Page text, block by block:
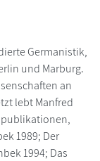
Germanistik,
und Marburg.
an
lebt Manfred
1989; Der
1994; Das